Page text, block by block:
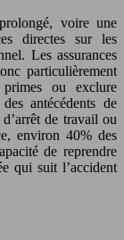
voire une
directes sur les
Les assurances
particulièrement
ou exclure
antécédents de
de travail ou
environ 40% des
de reprendre
qui suit l’accident